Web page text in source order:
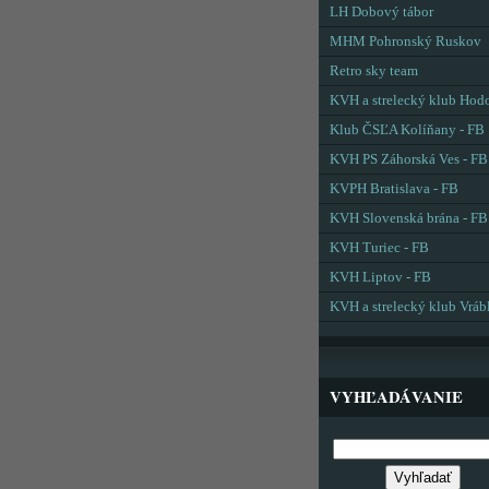
LH Dobový tábor
MHM Pohronský Ruskov
Retro sky team
KVH a strelecký klub
Klub ČSĽA Kolíňany - FB
KVH PS Záhorská Ves - FB
KVPH Bratislava - FB
KVH Slovenská brána - FB
KVH Turiec - FB
KVH Liptov - FB
KVH a strelecký klub
VYHĽADÁVANIE